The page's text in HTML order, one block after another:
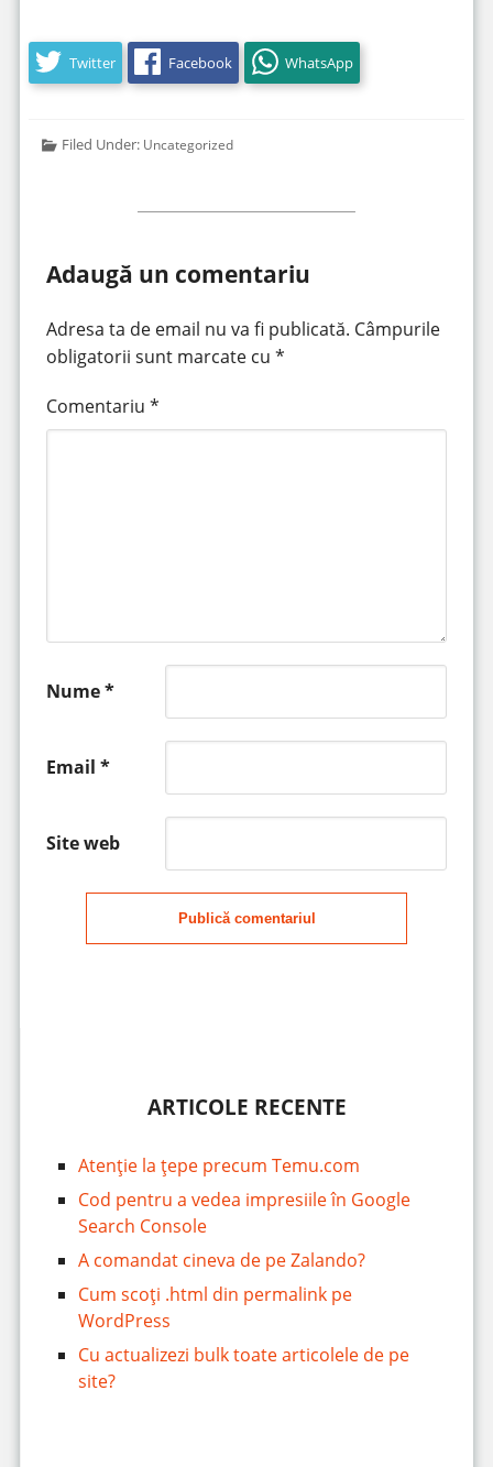
Twitter Facebook WhatsApp
Filed Under: Uncategorized
Adaugă un comentariu
Adresa ta de email nu va fi publicată. Câmpurile
obligatorii sunt marcate cu *
Comentariu *
Nume*
Email *
Site web
Publică comentariul
ARTICOLE RECENTE
Atenție la țepe precum Temu.com
Cod pentru a vedea impresiile în Google
Search Console
A comandat cineva de pe Zalando?
Cum scoți .html din permalink pe
WordPress
Cu actualizezi bulk toate articolele de pe
site?